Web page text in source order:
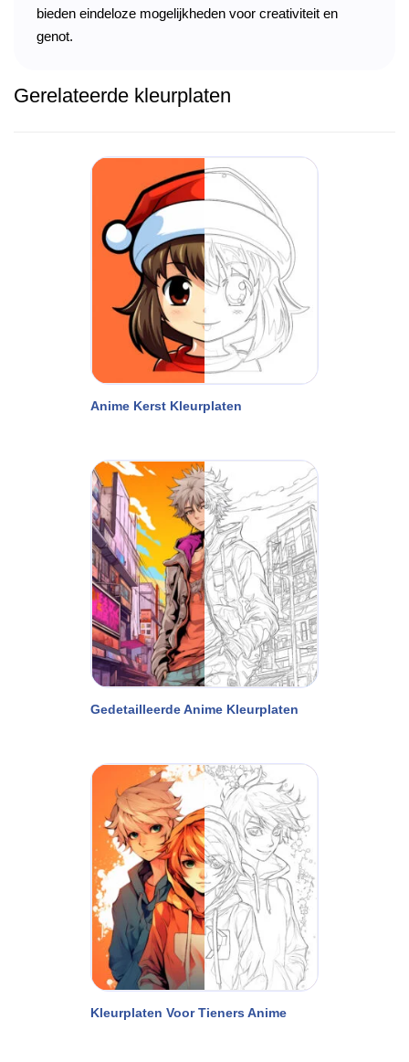
bieden eindeloze mogelijkheden voor creativiteit en
genot.
Gerelateerde kleurplaten
Anime Kerst Kleurplaten
Gedetailleerde Anime Kleurplaten
Kleurplaten Voor Tieners Anime